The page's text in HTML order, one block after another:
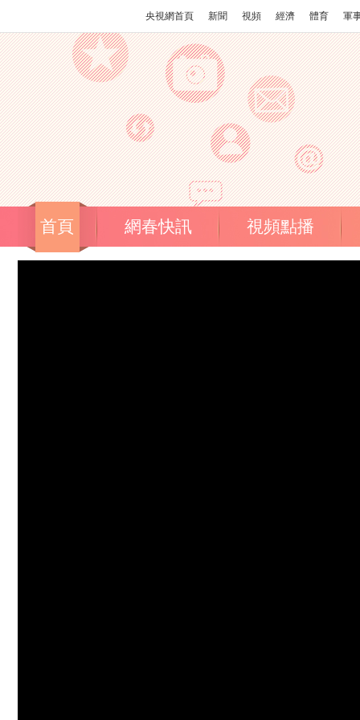
央視網首頁 新聞 視頻 經濟 體育 軍
首頁 網春快訊 視頻點播